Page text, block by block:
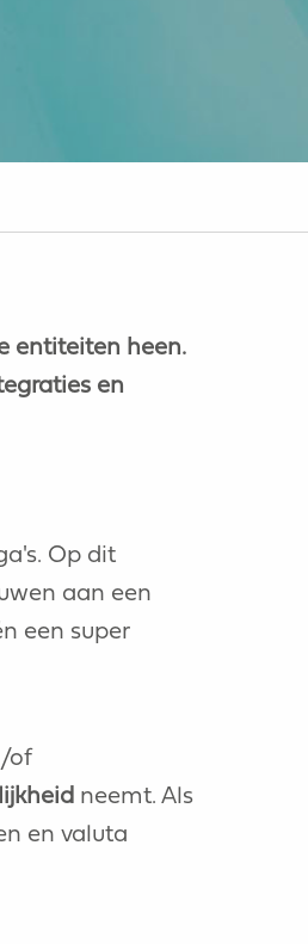
entiteiten heen.
en
Op dit
aan een
een super
of
neemt. Als
en valuta